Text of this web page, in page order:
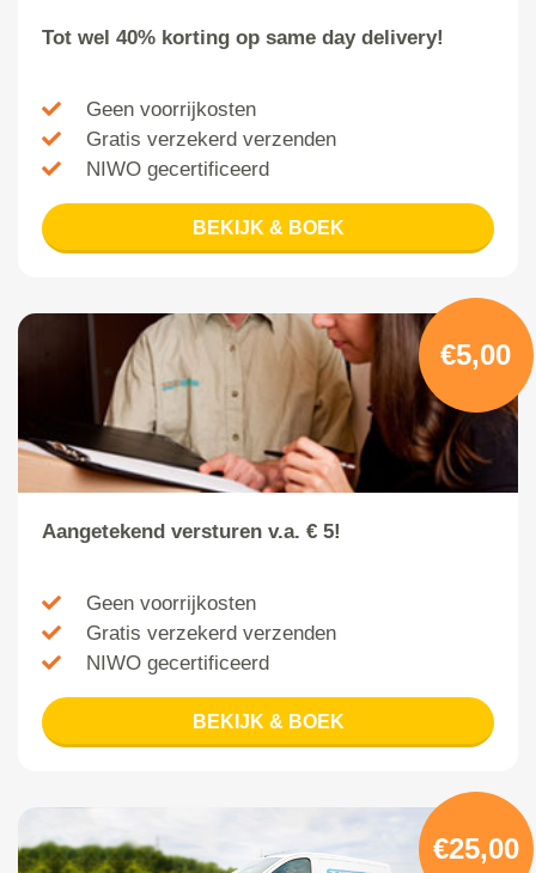
Tot wel 40% korting op same day delivery!
Geen voorrijkosten
Gratis verzekerd verzenden
NIWO gecertificeerd
BEKIJK & BOEK
€5,00
Aangetekend versturen v.a. € 5!
Geen voorrijkosten
Gratis verzekerd verzenden
NIWO gecertificeerd
BEKIJK & BOEK
€25,00